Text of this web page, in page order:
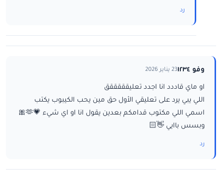
رد
وفو ١٢٣٤ 23 يناير 2026
او ماي قاددد انا اجدد تعليقققققق
اللي يبي يرد على تعليقي الأول حق مين يحب الكيبوب يكتب
اسمي اللي مكتوب قدامكم بعدين يقول انا او اي شيء 💗🫶🎀
وبسس باايي 👋🏻
رد